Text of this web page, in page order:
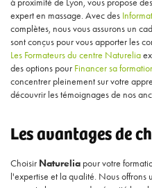
à proximité de Lyon, vous propose
expert en massage. Avec des
complètes, nous vous assurons un
sont conçus pour vous apporter les
Les Formateurs du centre Naturelia
des options pour Financer sa
concentrer pleinement sur votre
découvrir les témoignages de nos
Les avantages de
Choisir Naturelia pour votre
l'expertise et la qualité. Nous offrons